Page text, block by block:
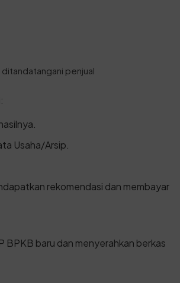
penjual
Usaha/Arsip.
rekomendasi dan membayar
BPKB baru dan menyerahkan berkas